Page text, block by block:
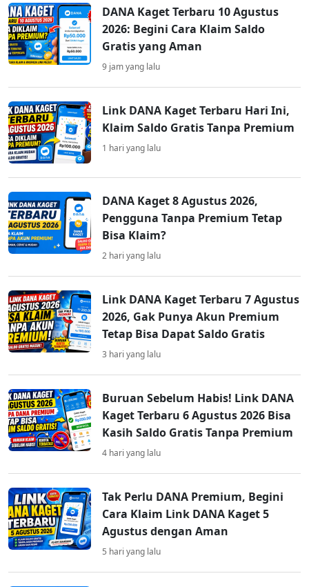
DANA Kaget Terbaru 10 Agustus
2026: Begini Cara Klaim Saldo
Gratis yang Aman
9 jam yang lalu
Link DANA Kaget Terbaru Hari Ini,
Klaim Saldo Gratis Tanpa Premium
1 hari yang lalu
DANA Kaget 8 Agustus 2026,
Pengguna Tanpa Premium Tetap
Bisa Klaim?
2 hari yang lalu
Link DANA Kaget Terbaru 7 Agustus
2026, Gak Punya Akun Premium
Tetap Bisa Dapat Saldo Gratis
3 hari yang lalu
Buruan Sebelum Habis! Link DANA
Kaget Terbaru 6 Agustus 2026 Bisa
Kasih Saldo Gratis Tanpa Premium
4 hari yang lalu
Tak Perlu DANA Premium, Begini
Cara Klaim Link DANA Kaget 5
Agustus dengan Aman
5 hari yang lalu